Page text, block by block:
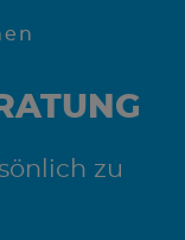
zu